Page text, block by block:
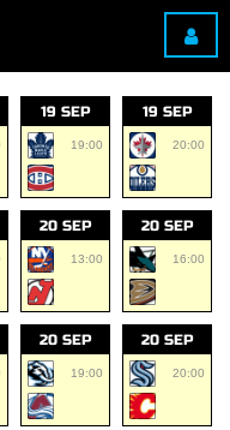
19 SEP
19:00
19 SEP
20:00
20 SEP
13:00
20 SEP
16:00
20 SEP
19:00
20 SEP
20:00